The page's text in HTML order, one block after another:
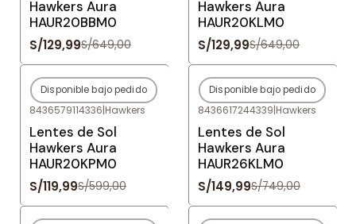
Hawkers Aura
HAUR20BBM0
S/129,99S/649,00
Hawkers Aura
HAUR20KLM0
S/129,99S/649,00
-80%OFF
Agotado
Disponible bajo pedido
8436579114336|Hawkers
Lentes de Sol
Hawkers Aura
HAUR20KPM0
S/119,99S/599,00
-80%OFF
Agotado
Disponible bajo pedido
8436617244339|Hawkers
Lentes de Sol
Hawkers Aura
HAUR26KLM0
S/149,99S/749,00